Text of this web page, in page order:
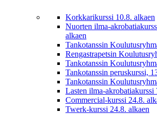
Korkkarikurssi 10.8. alkaen
Nuorten ilma-
alkaen
Tankotanssin
Rengastrapetsin
Tankotanssin
Tankotanssin peruskurssi,
Tankotanssin
Lasten ilma-akrobatiakurssi
Commercial-kurssi 24.8.
Twerk-kurssi 24.8. alkaen